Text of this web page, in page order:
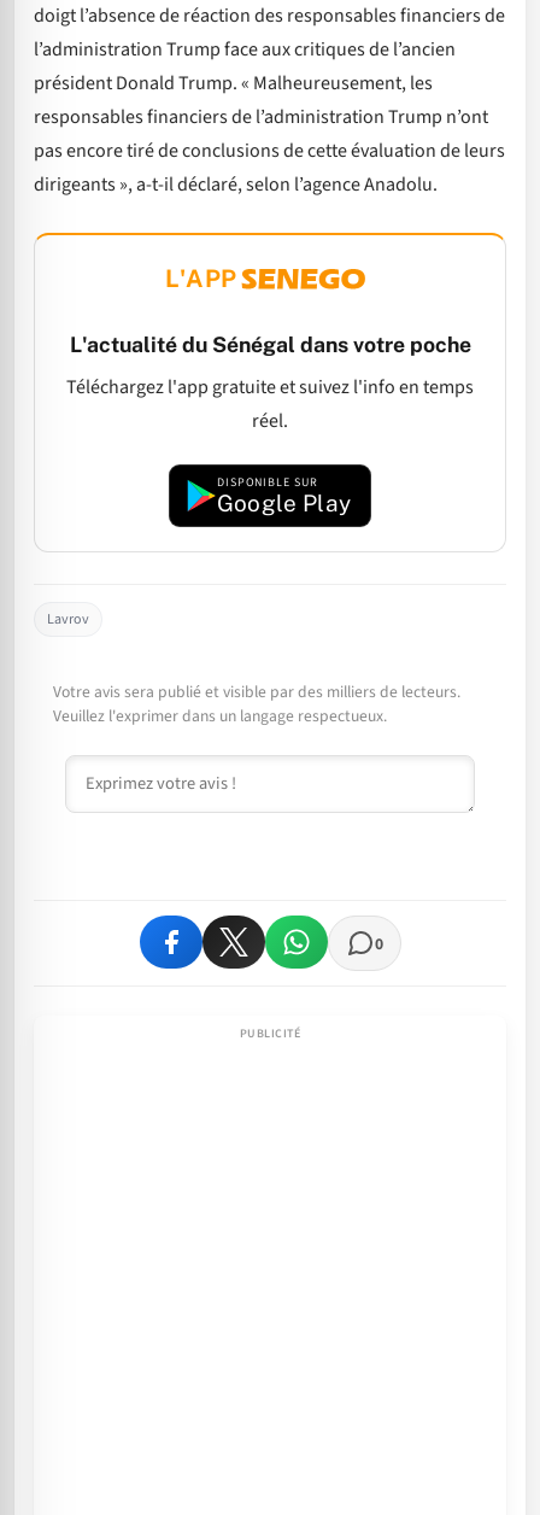
doigt l’absence de réaction des responsables financiers de
l’administration Trump face aux critiques de l’ancien
président Donald Trump. « Malheureusement, les
responsables financiers de l’administration Trump n’ont
pas encore tiré de conclusions de cette évaluation de leurs
dirigeants », a-t-il déclaré, selon l’agence Anadolu.
L'APP
L'actualité du Sénégal dans votre poche
Téléchargez l'app gratuite et suivez l'info en temps
réel.
DISPONIBLE SUR
Google Play
Lavrov
Votre avis sera publié et visible par des milliers de lecteurs.
Veuillez l'exprimer dans un langage respectueux.
Commentaire
0